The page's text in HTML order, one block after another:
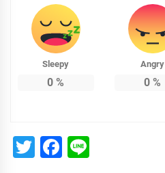
Sleepy
0 %
Angry
0 %
TwitterFacebook